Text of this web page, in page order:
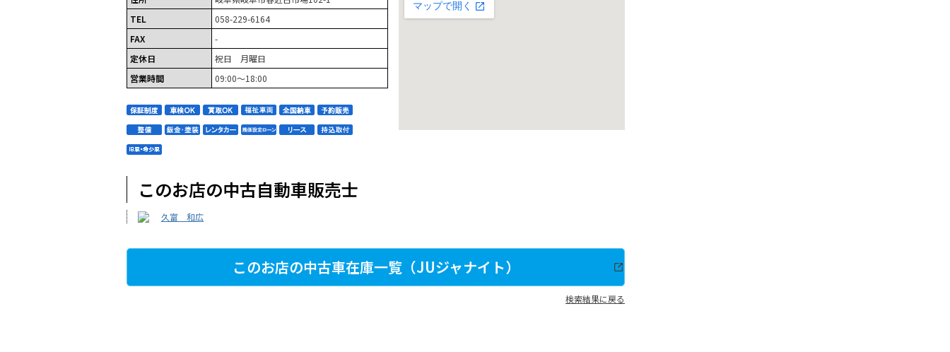
TEL
058-229-6164
FAX
-
定休日
祝日 月曜日
営業時間
09:00～18:00
このお店の中古自動車販売士
久富 和広
このお店の中古車在庫一覧（JUジャナイト）
検索結果に戻る